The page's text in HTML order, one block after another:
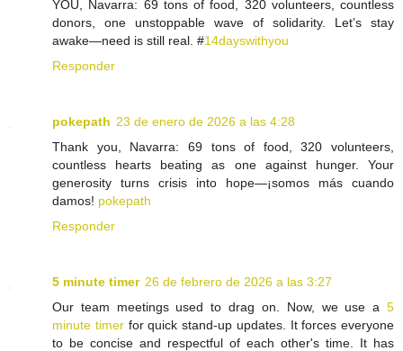
YOU, Navarra: 69 tons of food, 320 volunteers, countless
donors, one unstoppable wave of solidarity. Let’s stay
awake—need is still real. #14dayswithyou
Responder
pokepath 23 de enero de 2026 a las 4:28
Thank you, Navarra: 69 tons of food, 320 volunteers,
countless hearts beating as one against hunger. Your
generosity turns crisis into hope—¡somos más cuando
damos! pokepath
Responder
5 minute timer 26 de febrero de 2026 a las 3:27
Our team meetings used to drag on. Now, we use a 5
minute timerfor quick stand-up updates. It forces everyone
to be concise and respectful of each other's time. It has